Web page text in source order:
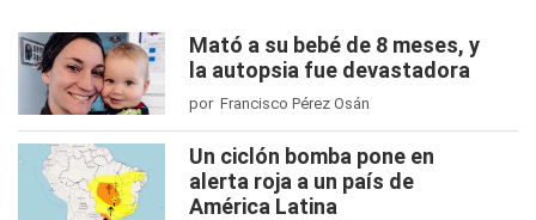
Mató a su bebé de 8 meses, y
la autopsia fue devastadora
por Francisco Pérez Osán
Un ciclón bomba pone en
alerta roja a un país de
América Latina